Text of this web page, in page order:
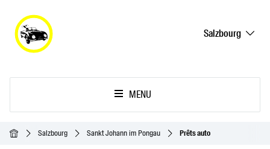
Salzbourg
MENU
AccueilSalzbourg Sankt Johann im Pongau Prêts auto